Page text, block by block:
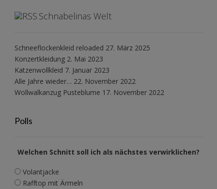
Schnabelinas Welt
Schneeflockenkleid reloaded 27. März 2025
Konzertkleidung 2. Mai 2023
Katzenwollkleid 7. Januar 2023
Alle Jahre wieder… 22. November 2022
Wollwalkanzug Pusteblume 17. November 2022
Polls
Welchen Schnitt soll ich als nächstes verwirklichen?
Volantjacke
Rafftop mit Ärmeln